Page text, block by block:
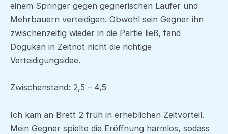
einem Springer gegen gegnerischen Läufer und
Mehrbauern verteidigen. Obwohl sein Gegner ihn
zwischenzeitig wieder in die Partie ließ, fand
Dogukan in Zeitnot nicht die richtige
Verteidigungsidee.
Zwischenstand: 2,5 – 4,5
Ich kam an Brett 2 früh in erheblichen Zeitvorteil.
Mein Gegner spielte die Eröffnung harmlos, sodass